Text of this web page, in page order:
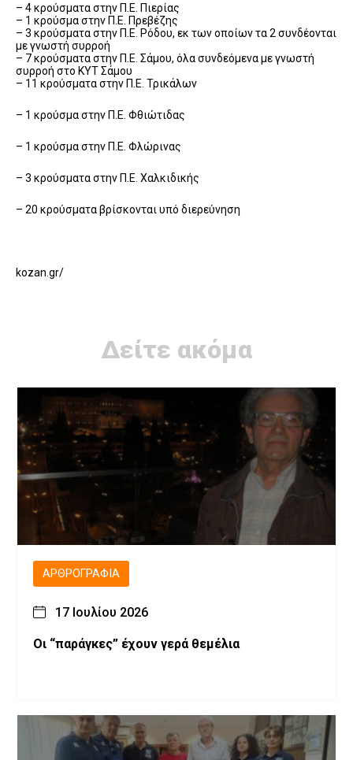
– 4 κρούσματα στην Π.Ε. Πιερίας
– 1 κρούσμα στην Π.Ε. Πρεβέζης
– 3 κρούσματα στην Π.Ε. Ρόδου, εκ των οποίων τα 2 συνδέονται
με γνωστή συρροή
– 7 κρούσματα στην Π.Ε. Σάμου, όλα συνδεόμενα με γνωστή
συρροή στο ΚΥΤ Σάμου
– 11 κρούσματα στην Π.Ε. Τρικάλων
– 1 κρούσμα στην Π.Ε. Φθιώτιδας
– 1 κρούσμα στην Π.Ε. Φλώρινας
– 3 κρούσματα στην Π.Ε. Χαλκιδικής
– 20 κρούσματα βρίσκονται υπό διερεύνηση
kozan.gr/
Δείτε ακόμα
ΑΡΘΡΟΓΡΑΦΊΑ
17 Ιουλίου 2026
Οι “παράγκες” έχουν γερά θεμέλια